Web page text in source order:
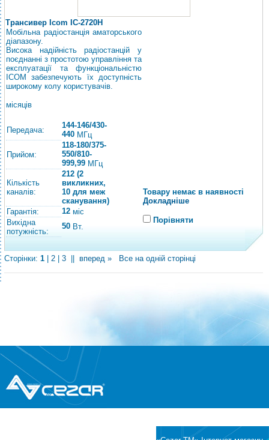
Трансивер Icom IC-2720H
Мобільна радіостанція аматорського
діапазону.
Висока надійність радіостанцій у
поєднанні з простотою управління та
експлуатації та функціональністю
ICOM забезпечують їх доступність
широкому колу користувачів.
місяців
Передача:
144-146/430-
440 МГц
Прийом:
118-180/375-
550/810-
999,99 МГц
Кількість
каналів:
212 (2
викликних,
10 для меж
сканування)
Гарантія:
12 міс
Вихідна
потужність:
50 Вт.
Товару немає в наявності
Докладніше
Порівняти
Сторінки: 1 2 3 вперед » Все на одній сторінці
®